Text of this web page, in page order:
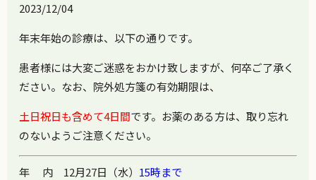
2023/12/04
年末年始の診療は、以下の通りです。
患者様には大変ご迷惑をおかけ致しますが、何卒ご了承く
ださい。なお、院外処方箋の有効期限は、
土日祝日も含めて4日間です。お薬のある方は、取り忘れ
のないようご注意ください。
年 内 12月27日（水） 15時まで